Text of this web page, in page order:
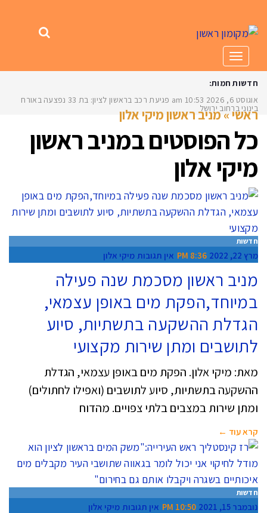
תפריט
חדשות חמות:
אוגוסט 6, 2026
10:53 am פגיעת רכב בראשון לציון: בת 33 נפצעה באורח
בינוני ברחוב ירושלים
ראשי»מניב ראשון מיקי אלון
כל הפוסטים במניב ראשון
מיקי אלון
חדשות
מרץ 22, 2022 8:36 PM אין תגובות מיקי אלון
מניב ראשון מסכמת שנה פעילה
במיוחד,הפקת מים באופן עצמאי,
הגדלת ההשקעה בתשתיות, סיוע
לתושבים ומתן שירות מקצועי
מאת: מיקי אלון. הפקת מים באופן עצמאי, הגדלת
ההשקעה בתשתיות, סיוע לתושבים (ואפילו לחתולים)
ומתן שירות במצבים בלתי צפויים. מהדוח
קרא עוד ←
חדשות
נובמבר 15, 2021 10:50 PM אין תגובות מיקי אלון